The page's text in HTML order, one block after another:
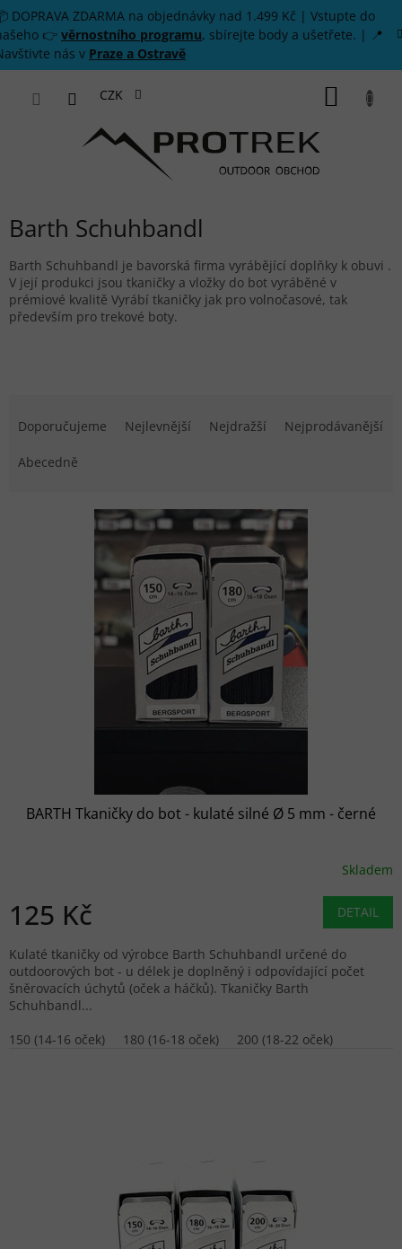
Přejít na obsah
DOPRAVA ZDARMA na objednávky nad 1.499 Kč | Vstupte do
👉 věrnostního programu, sbírejte body a ušetřete. | 📍
nás v Praze a Ostravě
CZK
Barth Schuhbandl
Barth Schuhbandl je bavorská firma vyrábějící doplňky k obuvi .
V její produkci jsou tkaničky a vložky do bot vyráběné v
prémiové kvalitě Vyrábí tkaničky jak pro volnočasové, tak
především pro trekové boty.
Doporučujeme Nejlevnější Nejdražší Nejprodávanější
Abecedně
Výpis produktů
BARTH Tkaničky do bot - kulaté silné Ø 5 mm - černé
Skladem
125 Kč DETAIL
Kulaté tkaničky od výrobce Barth Schuhbandl určené do
outdoorových bot - u délek je doplněný i odpovídající počet
šněrovacích úchytů (oček a háčků). Tkaničky Barth
Schuhbandl...
150 (14-16 oček)
180 (16-18 oček) 200 (18-22 oček)